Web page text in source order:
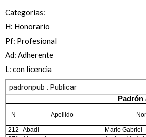
Categorías:
H: Honorario
Pf: Profesional
Ad: Adherente
L: con licencia